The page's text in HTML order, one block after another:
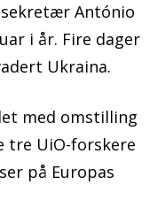
António
i år. Fire dager
Ukraina.
med omstilling
tre UiO-forskere
på Europas